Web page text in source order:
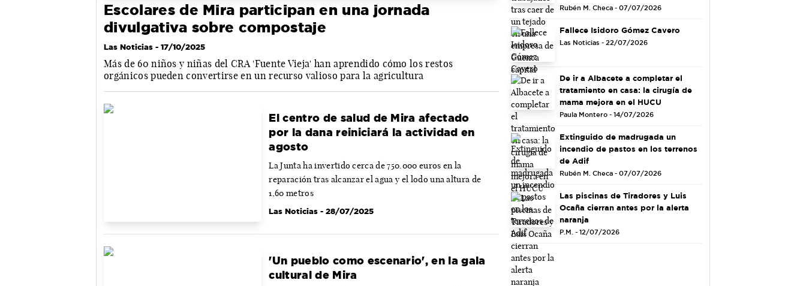
Escolares de Mira participan en una jornada
divulgativa sobre compostaje
Las Noticias - 17/10/2025
Más de 60 niños y niñas del CRA 'Fuente Vieja' han aprendido cómo los restos
orgánicos pueden convertirse en un recurso valioso para la agricultura
El centro de salud de Mira afectado
por la dana reiniciará la actividad en
agosto
La Junta ha invertido cerca de 750.000 euros en la
reparación tras alcanzar el agua y el lodo una altura de
1,60 metros
Las Noticias - 28/07/2025
'Un pueblo como escenario', en la gala
cultural de Mira
Rubén M. Checa - 07/07/2026
Fallece Isidoro Gómez Cavero
Las Noticias - 22/07/2026
De ir a Albacete a completar el
tratamiento en casa: la cirugía de
mama mejora en el HUCU
Paula Montero - 14/07/2026
Extinguido de madrugada un
incendio de pastos en los terrenos
de Adif
Rubén M. Checa - 07/07/2026
Las piscinas de Tiradores y Luis
Ocaña cierran antes por la alerta
naranja
P.M. - 12/07/2026